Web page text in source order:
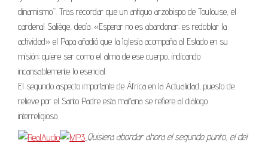
dinamismo”. Tras recordar que un antiguo arzobispo de Toulouse, el
cardenal Saliège, decía: «Esperar no es abandonar; es redoblar la
actividad» el Papa añadió que la Iglesia acompaña al Estado en su
misión; quiere ser como el alma de ese cuerpo, indicando
incansablemente lo esencial.
El segundo aspecto importante de África en la Actualidad, puesto de
relieve por el Santo Padre esta mañana se refiere al diálogo
interreligioso.
Quisiera abordar ahora el segundo punto, el del